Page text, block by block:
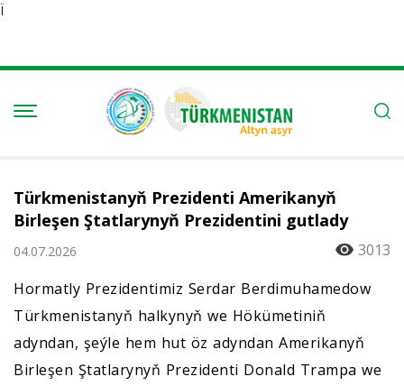
Ï
Türkmenistanyň Prezidenti Amerikanyň
Birleşen Ştatlarynyň Prezidentini gutlady
04.07.2026
3013
Hormatly Prezidentimiz Serdar Berdimuhamedow
Türkmenistanyň halkynyň we Hökümetiniň
adyndan, şeýle hem hut öz adyndan Amerikanyň
Birleşen Ştatlarynyň Prezidenti Donald Trampa we